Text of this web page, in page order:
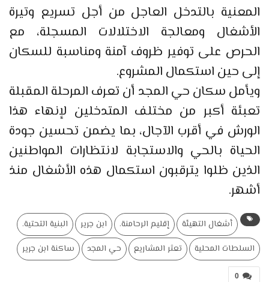
المعنية بالتدخل العاجل من أجل تسريع وتيرة
الأشغال ومعالجة الاختلالات المسجلة، مع
الحرص على توفير ظروف آمنة ومناسبة للسكان
إلى حين استكمال المشروع.
ويأمل سكان حي المجد أن تعرف المرحلة المقبلة
تعبئة أكبر من مختلف المتدخلين لإنهاء هذا
الورش في أقرب الآجال، بما يضمن تحسين جودة
الحياة بالحي والاستجابة لانتظارات المواطنين
الذين ظلوا يترقبون استكمال هذه الأشغال منذ
أشهر.
أشغال التهيئة إقليم الرحامنة. ابن جرير
البنية التحتية.
السلطات المحلية
تعثر المشاريع حي المجد ساكنة ابن جرير
0